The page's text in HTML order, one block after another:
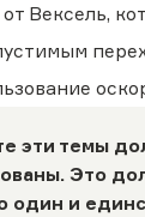
Вексель,
эти темы
Это
один и